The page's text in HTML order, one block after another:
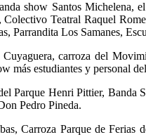
show Santos
Teatral Raquel
Parrandita Los Samanes,
carroza del
más estudiantes y personal
Parque Henri Pittier,
Pedro Pineda.
Carroza Parque de